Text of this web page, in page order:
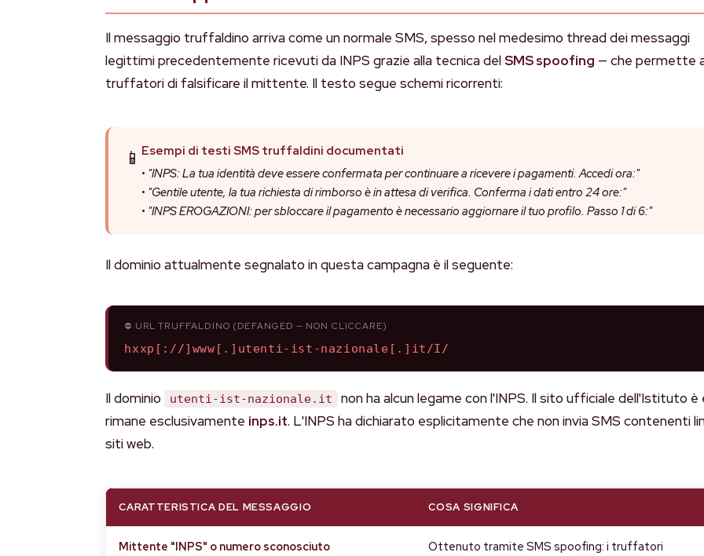
Il messaggio truffaldino arriva come un normale SMS, spesso nel medesimo thread dei messaggi
legittimi precedentemente ricevuti da INPS grazie alla tecnica delSMS spoofing — che permette
truffatori di falsificare il mittente. Il testo segue schemi ricorrenti:
📱 Esempi di testi SMS truffaldini documentati
• "INPS: La tua identità deve essere confermata per continuare a ricevere i pagamenti. Accedi ora:"
• "Gentile utente, la tua richiesta di rimborso è in attesa di verifica. Conferma i dati entro 24 ore:"
• "INPS EROGAZIONI: per sbloccare il pagamento è necessario aggiornare il tuo profilo. Passo 1 di 6:"
Il dominio attualmente segnalato in questa campagna è il seguente:
⛔ URL TRUFFALDINO (DEFANGED — NON CLICCARE)
hxxp[://]www[.]utenti-ist-nazionale[.]it/I/
Il dominio utenti-ist-nazionale.it
non ha alcun legame con l'INPS. Il sito ufficiale dell'Istituto è
rimane esclusivamente inps.it. L'INPS ha dichiarato esplicitamente che non invia SMS contenenti
siti web.
CARATTERISTICA DEL MESSAGGIO COSA SIGNIFICA
Mittente "INPS" o numero sconosciuto
Ottenuto tramite SMS spoofing: i truffatori